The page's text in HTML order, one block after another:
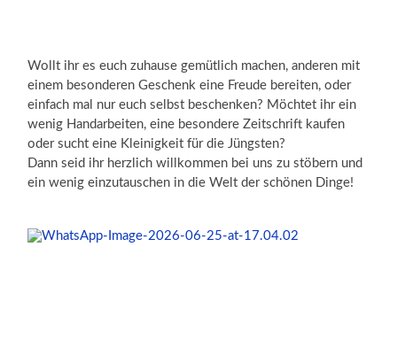
Wollt ihr es euch zuhause gemütlich machen, anderen mit
einem besonderen Geschenk eine Freude bereiten, oder
einfach mal nur euch selbst beschenken? Möchtet ihr ein
wenig Handarbeiten, eine besondere Zeitschrift kaufen
oder sucht eine Kleinigkeit für die Jüngsten?
Dann seid ihr herzlich willkommen bei uns zu stöbern und
ein wenig einzutauschen in die Welt der schönen Dinge!